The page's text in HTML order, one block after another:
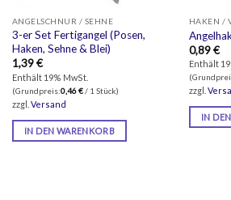
ANGELSCHNUR / SEHNE
3-er Set Fertigangel (Posen,
Haken, Sehne & Blei)
1,39€
Enthält 19% MwSt.
(Grundpreis:0,46€/ 1 Stück)
zzgl. Versand
IN DEN WARENKORB
HAKEN /
0,89€
Enthält
zzgl.
IN